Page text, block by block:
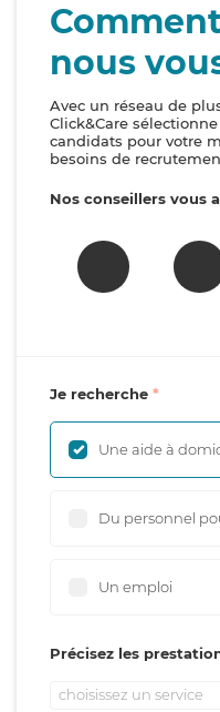
nous
Avec un réseau de
Click&Care
candidats pour votre
besoins de
Nos conseillers vous
Je recherche
Une aide à
Du personnel
Un emploi
Précisez les
choisissez un service